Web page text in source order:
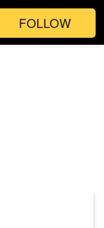
FOLLOW